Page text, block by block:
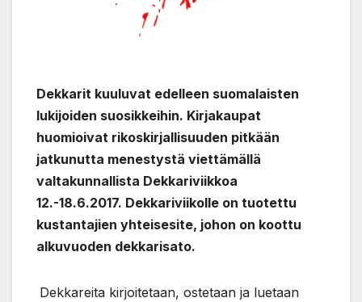
Dekkarit kuuluvat edelleen suomalaisten
lukijoiden suosikkeihin. Kirjakaupat
huomioivat rikoskirjallisuuden pitkään
jatkunutta menestystä viettämällä
valtakunnallista Dekkariviikkoa
12.-18.6.2017. Dekkariviikolle on tuotettu
kustantajien yhteisesite, johon on koottu
alkuvuoden dekkarisato.
Dekkareita kirjoitetaan, ostetaan ja luetaan